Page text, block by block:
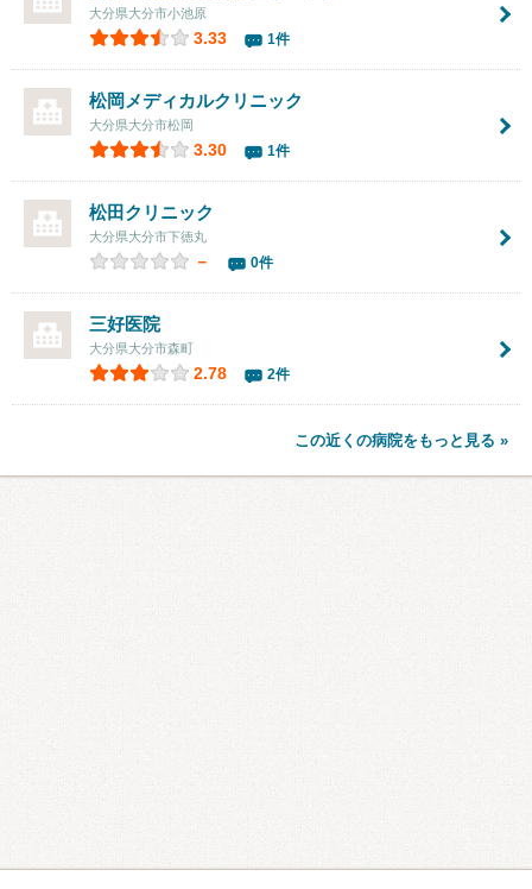
大分県大分市小池原
3.33 1件
松岡メディカルクリニック
大分県大分市松岡
3.30 1件
松田クリニック
大分県大分市下徳丸
－ 0件
三好医院
大分県大分市森町
2.78 2件
この近くの病院をもっと見る »